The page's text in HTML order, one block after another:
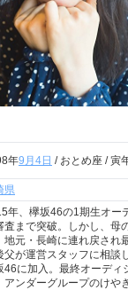
年9月4日 / おとめ座 / 寅
県
年、欅坂46の1期生オー
査まで突破。しかし、母
地元・長崎に連れ戻され
父が運営スタッフに相談
46に加入。最終オーディ
アンダーグループのけや